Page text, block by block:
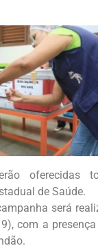
oferecidas
de Saúde.
será
com a